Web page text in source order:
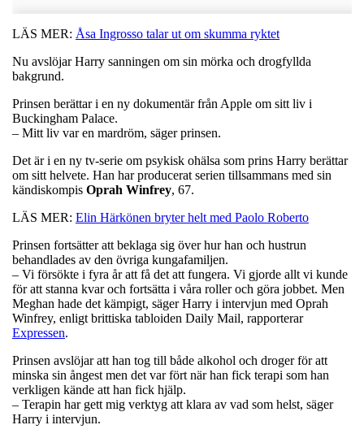
LÄS MER: Åsa Ingrosso talar ut om skumma ryktet
Nu avslöjar Harry sanningen om sin mörka och drogfyllda
bakgrund.
Prinsen berättar i en ny dokumentär från Apple om sitt liv i
Buckingham Palace.
– Mitt liv var en mardröm, säger prinsen.
Det är i en ny tv-serie om psykisk ohälsa som prins Harry berättar
om sitt helvete. Han har producerat serien tillsammans med sin
kändiskompis Oprah Winfrey, 67.
LÄS MER: Elin Härkönen bryter helt med Paolo Roberto
Prinsen fortsätter att beklaga sig över hur han och hustrun
behandlades av den övriga kungafamiljen.
– Vi försökte i fyra år att få det att fungera. Vi gjorde allt vi kunde
för att stanna kvar och fortsätta i våra roller och göra jobbet. Men
Meghan hade det kämpigt, säger Harry i intervjun med Oprah
Winfrey, enligt brittiska tabloiden Daily Mail, rapporterar
Expressen.
Prinsen avslöjar att han tog till både alkohol och droger för att
minska sin ångest men det var fört när han fick terapi som han
verkligen kände att han fick hjälp.
– Terapin har gett mig verktyg att klara av vad som helst, säger
Harry i intervjun.